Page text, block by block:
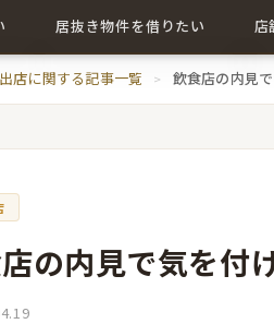
く
居抜き物件を借りたい
居抜き物件について詳しく
店
店に関する記事一覧 飲食店の内見
の内見で気を付